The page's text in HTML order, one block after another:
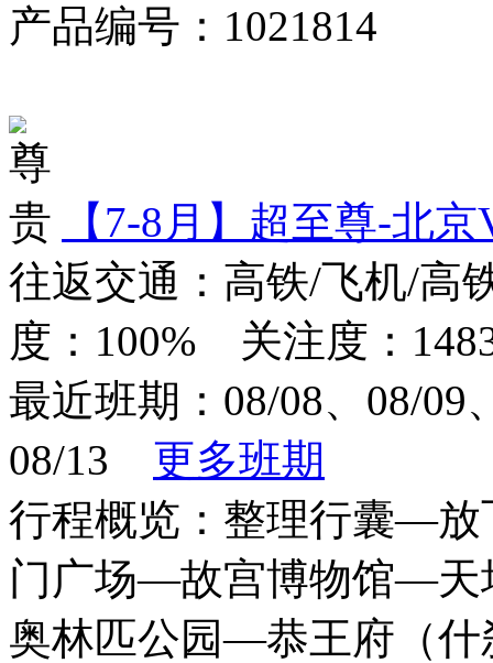
产品编号：1021814
【7-8月】超至尊-北
往返交通：高铁/飞机/
度：100% 关注度：
最近班期：08/08、08/09
08/13 更多班期
行程概览：整理行囊—
门广场—故宫博物馆—
奥林匹公园—恭王府（